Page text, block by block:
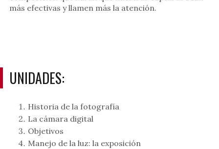
más efectivas y llamen más la atención.
UNIDADES:
Historia de la fotografía
La cámara digital
Objetivos
Manejo de la luz: la exposición